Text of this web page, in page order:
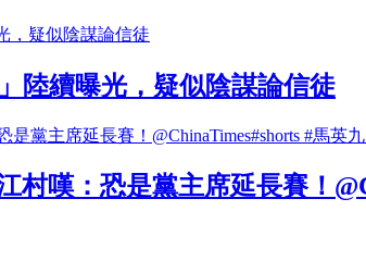
陸續曝光，疑似陰謀論信徒
嘆：恐是黨主席延長賽！